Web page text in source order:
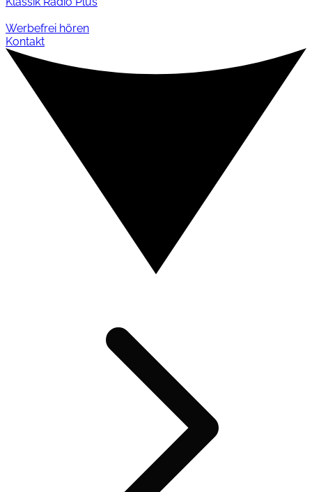
Werbefrei hören
Kontakt